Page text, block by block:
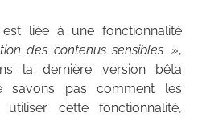
liée à une fonctionnalité
des contenus sensibles »,
la dernière version bêta
savons pas comment les
utiliser cette fonctionnalité,